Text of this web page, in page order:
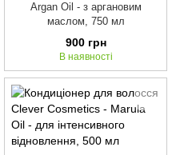
Argan Oil - з аргановим
маслом, 750 мл
900 грн
В наявності